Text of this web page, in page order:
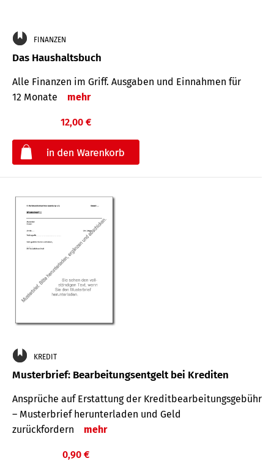
FINANZEN
Das Haushaltsbuch
Alle Finanzen im Griff. Aus­gaben und Ein­nahmen für
12 Monate
mehr
12,00 €
KREDIT
Musterbrief: Bearbeitungsentgelt bei Krediten
Ansprüche auf Erstattung der Kreditbearbeitungsgebühr
– Musterbrief herunterladen und Geld
zurückfordern
mehr
0,90 €